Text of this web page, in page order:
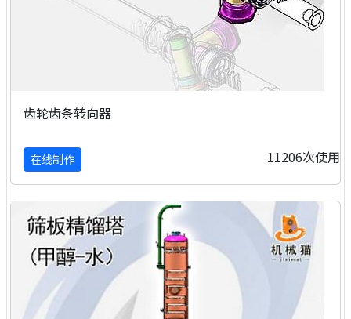
齿轮齿条转向器
在线制作 11206次使用